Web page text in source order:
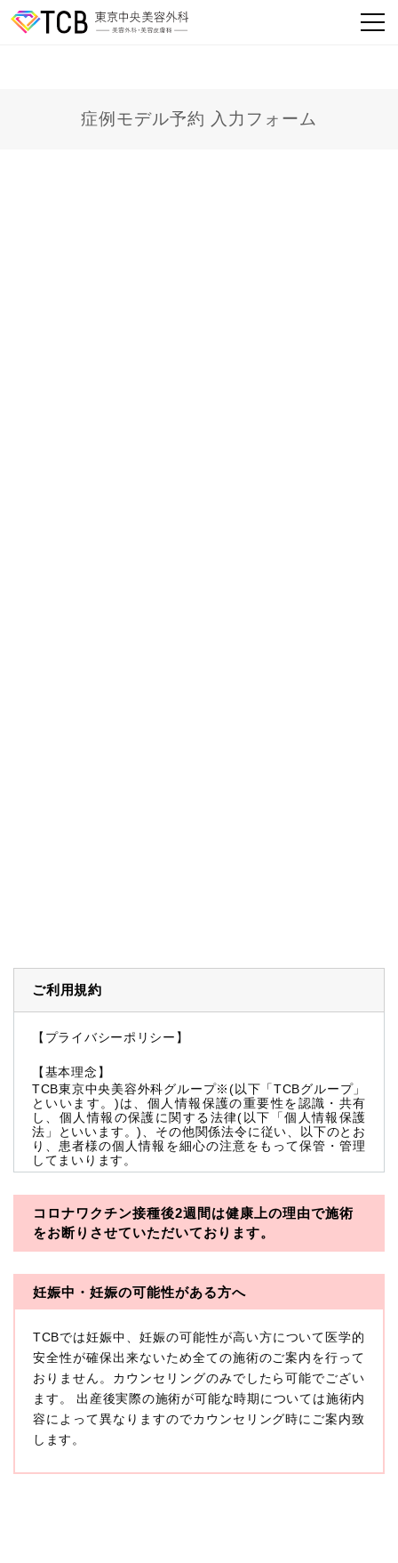
症例モデル予約 入力フォーム
ご利用規約
【プライバシーポリシー】
【基本理念】
TCB東京中央美容外科グループ※(以下「TCBグループ」
といいます。)は、個人情報保護の重要性を認識・共有
し、個人情報の保護に関する法律(以下「個人情報保護
法」といいます。)、その他関係法令に従い、以下のとお
り、患者様の個人情報を細心の注意をもって保管・管理
してまいります。
※TCBグループとは以下を総称していいます。
・一般社団法人メディカルアライアンス
・医療法人社団創彩会
本プライバシーポリシーにおいて「個人情報」とは、生
存する個人に関する情報であって、当該情報に含まれる
氏名、生年月日その他の記述等により特定の個人を識別
できるもの又は個人識別符号（個人情報保護委員会の政
令に準じます。）が含まれるものをいいます。
収集した患者様に関する情報には、単独のままでは特定
の個人を識別できない情報もありますが、他の情報と組
み合わせることにより特定の個人を識別できる場合、か
に扱うものとします。
コロナワクチン接種後2週間は健康上の理由で施術
をお断りさせていただいております。
妊娠中・妊娠の可能性がある方へ
TCBでは妊娠中、妊娠の可能性が高い方について医学的
安全性が確保出来ないため全ての施術のご案内を行って
おりません。カウンセリングのみでしたら可能でござい
ます。 出産後実際の施術が可能な時期については施術内
容によって異なりますのでカウンセリング時にご案内致
します。